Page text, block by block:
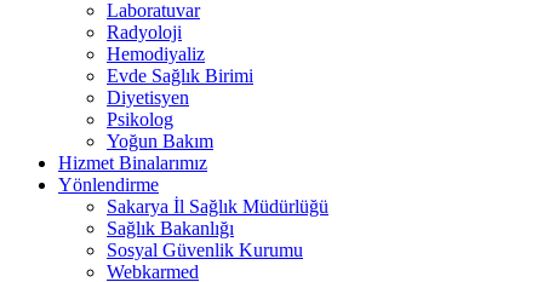
Laboratuvar
Radyoloji
Hemodiyaliz
Evde Sağlık Birimi
Diyetisyen
Psikolog
Yoğun Bakım
Hizmet Binalarımız
Yönlendirme
Sakarya İl Sağlık Müdürlüğü
Sağlık Bakanlığı
Sosyal Güvenlik Kurumu
Webkarmed